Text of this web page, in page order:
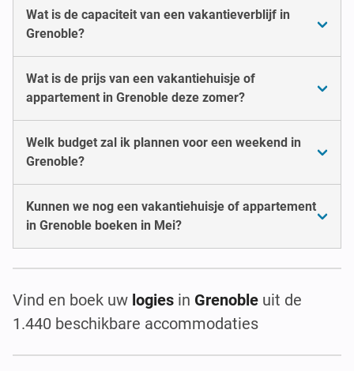
Wat is de capaciteit van een vakantieverblijf in
Grenoble?
Wat is de prijs van een vakantiehuisje of
appartement in Grenoble deze zomer?
Welk budget zal ik plannen voor een weekend in
Grenoble?
Kunnen we nog een vakantiehuisje of appartement
in Grenoble boeken in Mei?
Vind en boek uw logies in Grenoble uit de
1.440 beschikbare accommodaties